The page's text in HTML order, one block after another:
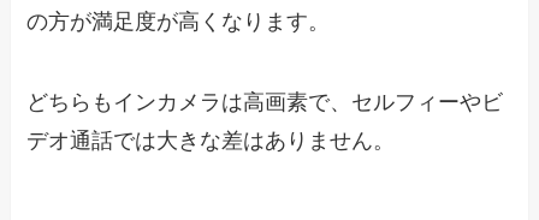
の方が満足度が高くなります。
どちらもインカメラは高画素で、セルフィーやビ
デオ通話では大きな差はありません。